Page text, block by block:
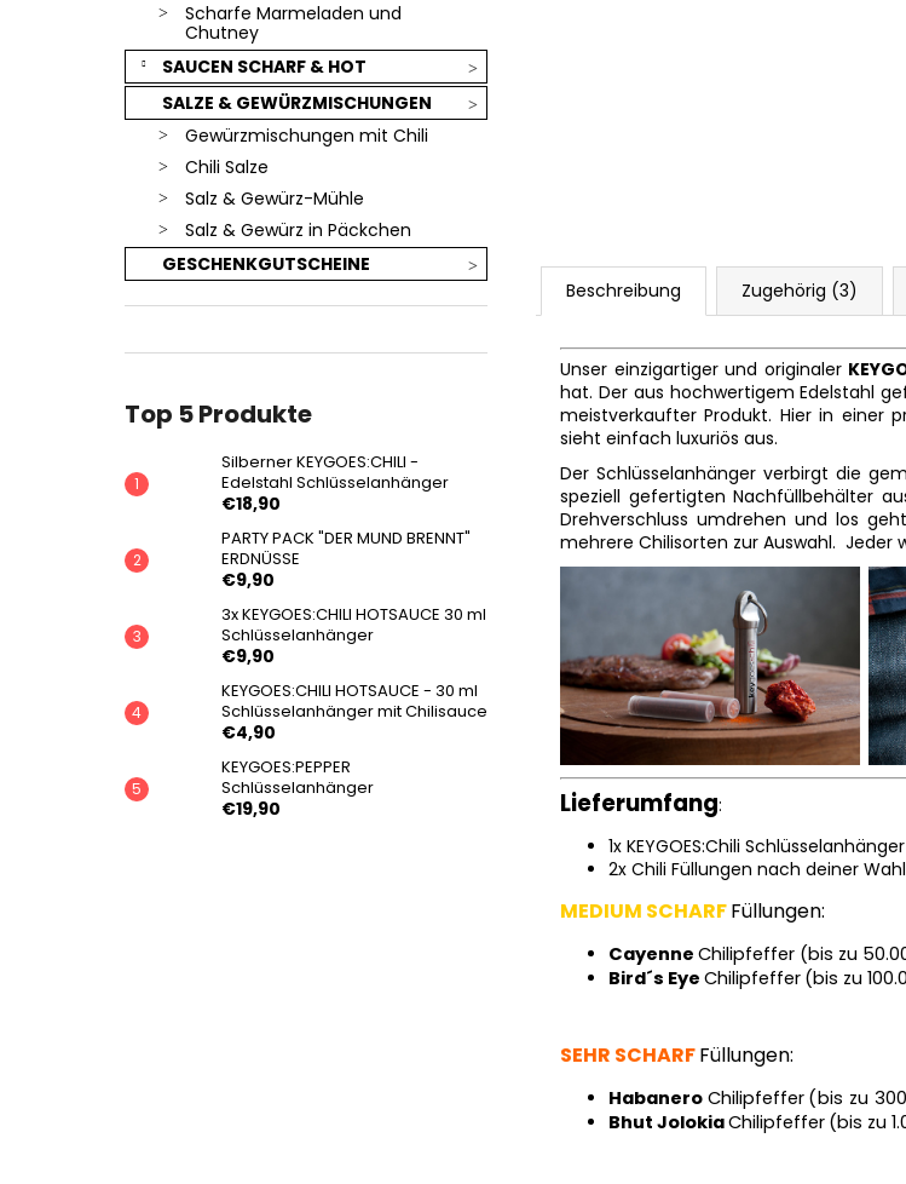
Scharfe Marmeladen und
Chutney
SAUCEN SCHARF & HOT
SALZE & GEWÜRZMISCHUNGEN
Gewürzmischungen mit Chili
Chili Salze
Salz & Gewürz-Mühle
Salz & Gewürz in Päckchen
GESCHENKGUTSCHEINE
Top 5 Produkte
Silberner KEYGOES:CHILI -
Edelstahl Schlüsselanhänger
€18,90
PARTY PACK "DER MUND BRENNT"
ERDNÜSSE
€9,90
3x KEYGOES:CHILI HOTSAUCE 30 ml
Schlüsselanhänger
€9,90
KEYGOES:CHILI HOTSAUCE - 30 ml
Schlüsselanhänger mit Chilisauce
€4,90
KEYGOES:PEPPER
Schlüsselanhänger
€19,90
Beschreibung Zugehörig (3)
Unser einzigartiger und originaler
hat. Der aus hochwertigem Edelstahl
meistverkaufter Produkt. Hier in einer
sieht einfach luxuriös aus.
Der Schlüsselanhänger verbirgt die
speziell gefertigten Nachfüllbehälter
Drehverschluss umdrehen und los
mehrere Chilisorten zur Auswahl. Jeder
Lieferumfang:
1x KEYGOES:Chili
2x Chili Füllungen nach deiner
MEDIUM SCHARFFüllungen:
Cayenne Chilipfeffer (bis zu
Bird´s Eye Chilipfeffer (bis zu
SEHR SCHARFFüllungen:
Habanero Chilipfeffer (bis zu
Bhut JolokiaChilipfeffer (bis zu